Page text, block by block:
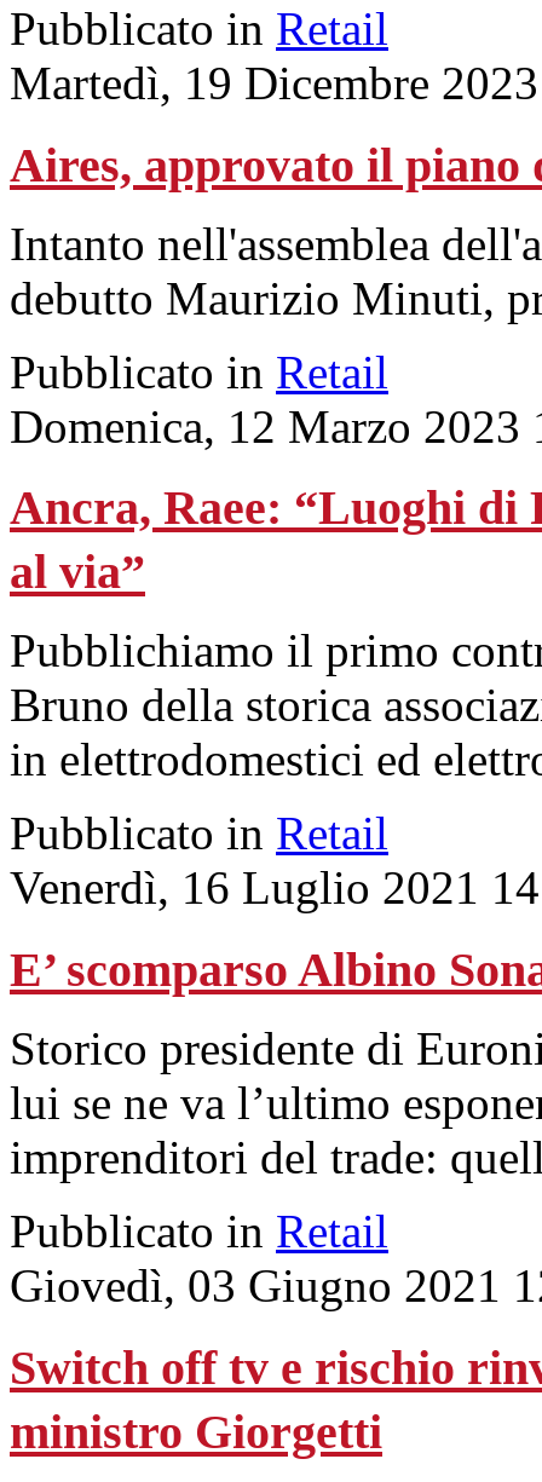
Pubblicato in Retail
Martedì, 19 Dicembre
Aires, approvato il piano
Intanto nell'assemblea
debutto Maurizio Minuti,
Pubblicato in Retail
Domenica, 12 Marzo 2023
Ancra, Raee: “Luoghi di
al via”
Pubblichiamo il primo
Bruno della storica
in elettrodomestici ed
Pubblicato in Retail
Venerdì, 16 Luglio 2021
E’ scomparso Albino
Storico presidente di
lui se ne va l’ultimo
imprenditori del trade:
Pubblicato in Retail
Giovedì, 03 Giugno 2021
Switch off tv e rischio
ministro Giorgetti